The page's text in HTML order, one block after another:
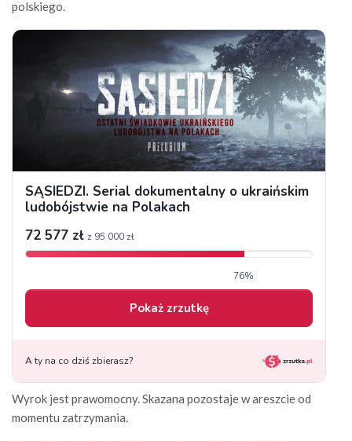
polskiego.
Wyrok jest prawomocny. Skazana pozostaje w areszcie od
momentu zatrzymania.